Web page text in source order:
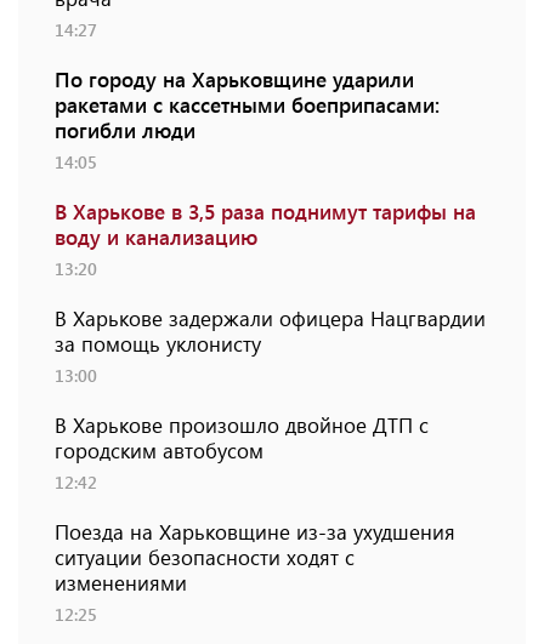
14:27
По городу на Харьковщине ударили
ракетами с кассетными боеприпасами:
погибли люди
14:05
В Харькове в 3,5 раза поднимут тарифы на
воду и канализацию
13:20
В Харькове задержали офицера Нацгвардии
за помощь уклонисту
13:00
В Харькове произошло двойное ДТП с
городским автобусом
12:42
Поезда на Харьковщине из-за ухудшения
ситуации безопасности ходят с
изменениями
12:25